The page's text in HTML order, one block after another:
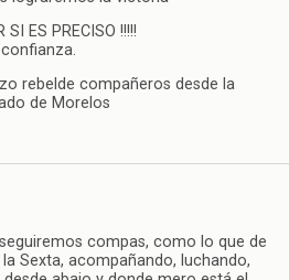
SI ES PRECISO !!!!!
rebelde compañeros desde la
de Morelos
compas, como lo que de
Sexta, acompañando, luchando,